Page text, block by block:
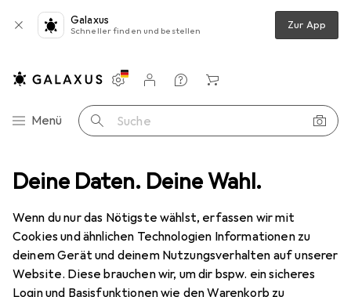
Deine Daten. Deine Wahl.
Wenn du nur das Nötigste wählst, erfassen wir mit
Cookies und ähnlichen Technologien Informationen zu
deinem Gerät und deinem Nutzungsverhalten auf unserer
Website. Diese brauchen wir, um dir bspw. ein sicheres
Login und Basisfunktionen wie den Warenkorb zu
Galaxus
Schneller finden und bestellen Zur App
Navigation nach Kategorien
Menü Suche
Einstellungen
Kundenkonto
Vergleichslisten
Merklisten
Warenkorb
eXtremestyle
Kategorien anzeigen